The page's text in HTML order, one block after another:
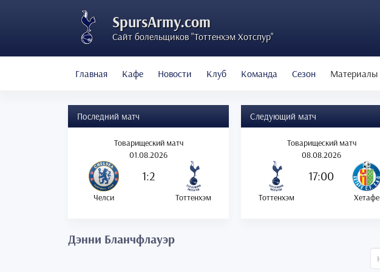
SpursArmy.com
Сайт болельщиков "Тоттенхэм Хотспур"
Главная Кафе Новости Клуб Команда Сезон Материалы
Последний матч
Товарищеский матч
01.08.2026
1:2
Челси Тоттенхэм
Следующий матч
Товарищеский матч
08.08.2026
17:00
Тоттенхэм Хетафе
Дэнни Бланчфлауэр